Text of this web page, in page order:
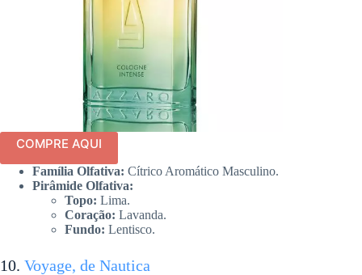
COMPRE AQUI
Família Olfativa: Cítrico Aromático Masculino.
Pirâmide Olfativa:
Topo: Lima.
Coração: Lavanda.
Fundo: Lentisco.
10. Voyage, de Nautica